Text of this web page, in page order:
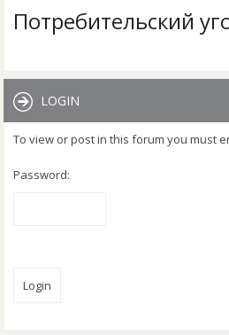
Потребительский
LOGIN
To view or post in this forum you must
Password: